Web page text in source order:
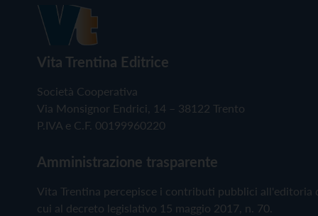
Vita Trentina Editrice
Società Cooperativa
Via Monsignor Endrici, 14 – 38122 Trento
P.IVA e C.F. 00199960220
Amministrazione trasparente
Vita Trentina percepisce i contributi pubblici all'editoria
cui al decreto legislativo 15 maggio 2017, n. 70.